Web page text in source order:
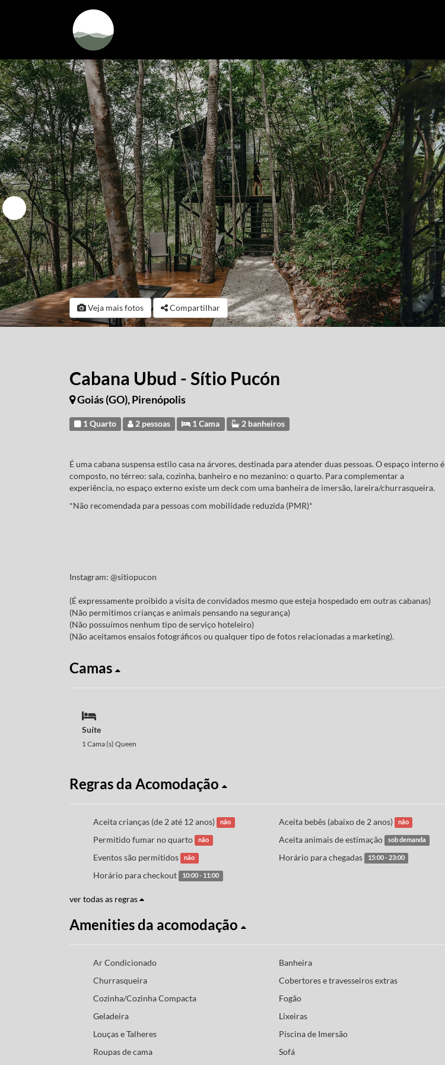
Veja mais fotos Compartilhar
Cabana Ubud - Sítio Pucón
Goiás (GO), Pirenópolis
1 Quarto 2 pessoas 1 Cama 2 banheiros
É uma cabana suspensa estilo casa na árvores, destinada para atender duas pessoas. O espaço interno é
composto, no térreo: sala, cozinha, banheiro e no mezanino: o quarto. Para complementar a
experiência, no espaço externo existe um deck com uma banheira de imersão, lareira/churrasqueira.
*Não recomendada para pessoas com mobilidade reduzida (PMR)*
Instagram: @sitiopucon
(É expressamente proibido a visita de convidados mesmo que esteja hospedado em outras cabanas)
(Não permitimos crianças e animais pensando na segurança)
(Não possuímos nenhum tipo de serviço hoteleiro)
(Não aceitamos ensaios fotográficos ou qualquer tipo de fotos relacionadas a marketing).
Camas
Suíte
1 Cama (s) Queen
Regras da Acomodação
Aceita crianças (de 2 até 12 anos) não Aceita bebês (abaixo de 2 anos) não
Permitido fumar no quarto não Aceita animais de estimação sob demanda
Eventos são permitidos não Horário para chegadas 15:00 - 23:00
Horário para checkout 10:00 - 11:00
ver todas as regras
Amenities da acomodação
Ar Condicionado
Banheira
Churrasqueira
Cobertores e travesseiros extras
Cozinha/Cozinha Compacta
Fogão
Geladeira
Lixeiras
Louças e Talheres
Piscina de Imersão
Roupas de cama
Sofá